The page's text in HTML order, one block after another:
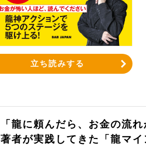
立ち読みする
「龍に頼んだら、お金の流れ
著者が実践してきた「龍マ